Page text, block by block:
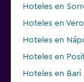
Hoteles en
Hoteles en
Hoteles en
Hoteles en
Hoteles en Bari